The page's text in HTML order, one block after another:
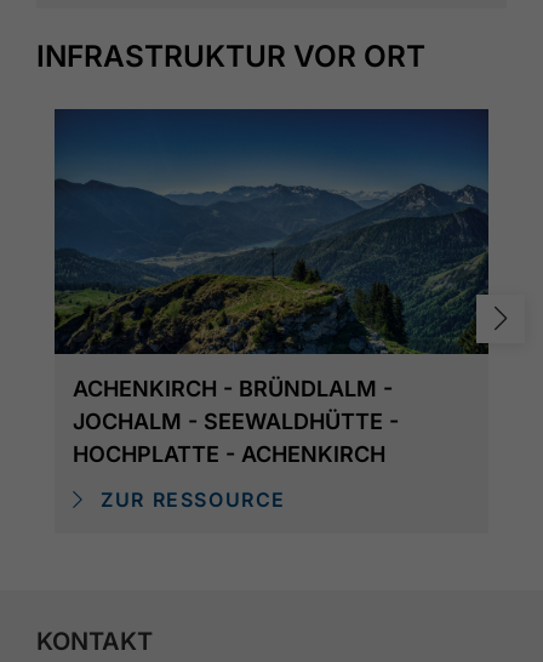
INFRASTRUKTUR VOR ORT
ACHENKIRCH - BRÜNDLALM -
JOCHALM - SEEWALDHÜTTE -
HOCHPLATTE - ACHENKIRCH
ZUR RESSOURCE
KONTAKT